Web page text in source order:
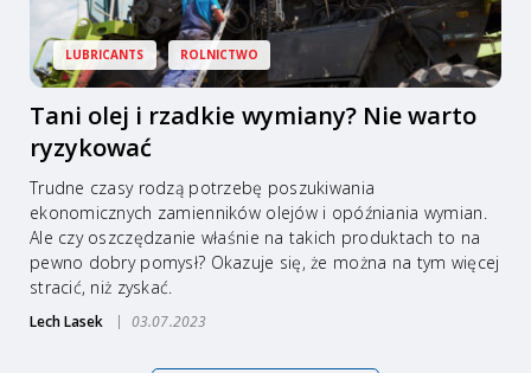
LUBRICANTS ROLNICTWO
Tani olej i rzadkie wymiany? Nie warto
ryzykować
Trudne czasy rodzą potrzebę poszukiwania
ekonomicznych zamienników olejów i opóźniania wymian.
Ale czy oszczędzanie właśnie na takich produktach to na
pewno dobry pomysł? Okazuje się, że można na tym więcej
stracić, niż zyskać.
Lech Lasek 03.07.2023